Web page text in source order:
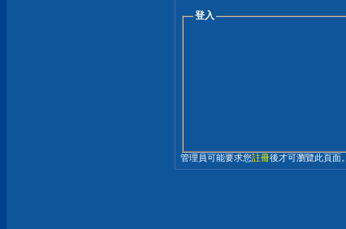
登入
管理員可能要求您註冊後才可瀏覽此頁面。